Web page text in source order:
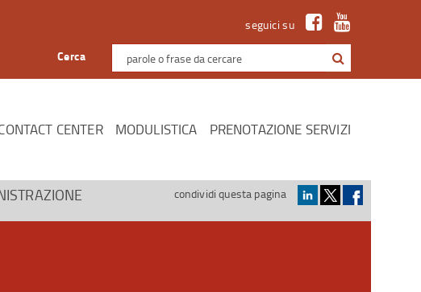
seguici su
Cerca
CENTER MODULISTICA PRENOTAZIONE SERVIZI
condividi questa pagina